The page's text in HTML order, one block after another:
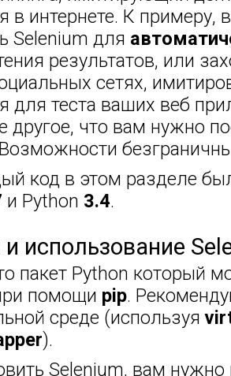
в интернете. К примеру,
Selenium для
результатов, или
сетях,
для теста ваших веб
другое, что вам нужно
код в этом разделе
и Python 3.4.
использование
пакет Python который
помощи pip.
среде (используя
).
Selenium, вам нужно